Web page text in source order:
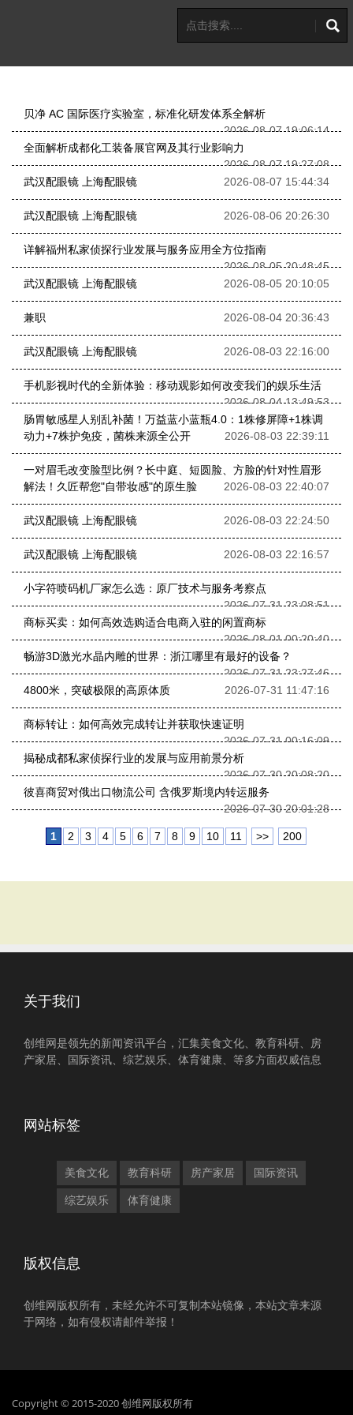
贝净 AC 国际医疗实验室，标准化研发体系全解析
2026-08-07 19:06:14
全面解析成都化工装备展官网及其行业影响力
2026-08-07 19:27:08
武汉配眼镜 上海配眼镜
2026-08-07 15:44:34
武汉配眼镜 上海配眼镜 2026-08-06 20:26:30
详解福州私家侦探行业发展与服务应用全方位指南
2026-08-05 20:48:45
武汉配眼镜 上海配眼镜
2026-08-05 20:10:05
兼职 2026-08-04 20:36:43
武汉配眼镜 上海配眼镜 2026-08-03 22:16:00
手机影视时代的全新体验：移动观影如何改变我们的娱乐生活
2026-08-04 13:49:53
肠胃敏感星人别乱补菌！万益蓝小蓝瓶4.0：1株修屏障+1株调
动力+7株护免疫，菌株来源全公开
2026-08-03 22:39:11
一对眉毛改变脸型比例？长中庭、短圆脸、方脸的针对性眉形
解法！久匠帮您"自带妆感"的原生脸
2026-08-03 22:40:07
武汉配眼镜 上海配眼镜 2026-08-03 22:24:50
武汉配眼镜 上海配眼镜 2026-08-03 22:16:57
小字符喷码机厂家怎么选：原厂技术与服务考察点
2026-07-31 23:08:51
商标买卖：如何高效选购适合电商入驻的闲置商标
2026-08-01 00:20:40
畅游3D激光水晶内雕的世界：浙江哪里有最好的设备？
2026-07-31 23:27:46
4800米，突破极限的高原体质
2026-07-31 11:47:16
商标转让：如何高效完成转让并获取快速证明
2026-07-31 00:16:09
揭秘成都私家侦探行业的发展与应用前景分析
2026-07-30 20:08:20
彼喜商贸对俄出口物流公司 含俄罗斯境内转运服务
2026-07-30 20:01:28
1 2 3 4 5 6 7 8 9 10 11 >> 200
关于我们
创维网是领先的新闻资讯平台，汇集美食文化、教育科研、房
产家居、国际资讯、综艺娱乐、体育健康、等多方面权威信息
网站标签
美食文化 教育科研 房产家居 国际资讯
综艺娱乐 体育健康
版权信息
创维网版权所有，未经允许不可复制本站镜像，本站文章来源
于网络，如有侵权请邮件举报！
Copyright © 2015-2020 创维网版权所有